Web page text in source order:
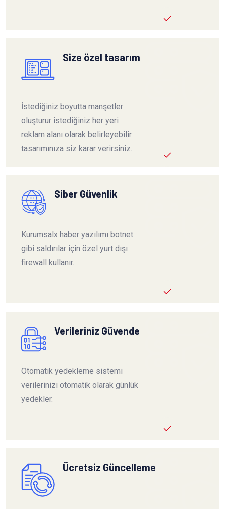
Size özel tasarım
İstediğiniz boyutta manşetler
oluşturur istediğiniz her yeri
reklam alanı olarak belirleyebilir
tasarımınıza siz karar verirsiniz.
Siber Güvenlik
Kurumsalx haber yazılımı botnet
gibi saldırılar için özel yurt dışı
firewall kullanır.
Verileriniz Güvende
Otomatik yedekleme sistemi
verilerinizi otomatik olarak günlük
yedekler.
Ücretsiz Güncelleme